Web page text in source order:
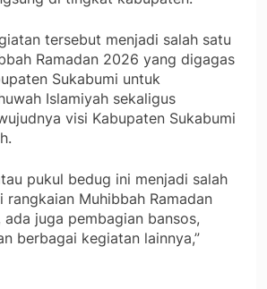
tersebut menjadi salah satu
Ramadan 2026 yang digagas
Sukabumi untuk
Islamiyah sekaligus
visi Kabupaten Sukabumi
pukul bedug ini menjadi salah
rangkaian Muhibbah Ramadan
ada juga pembagian bansos,
berbagai kegiatan lainnya,”